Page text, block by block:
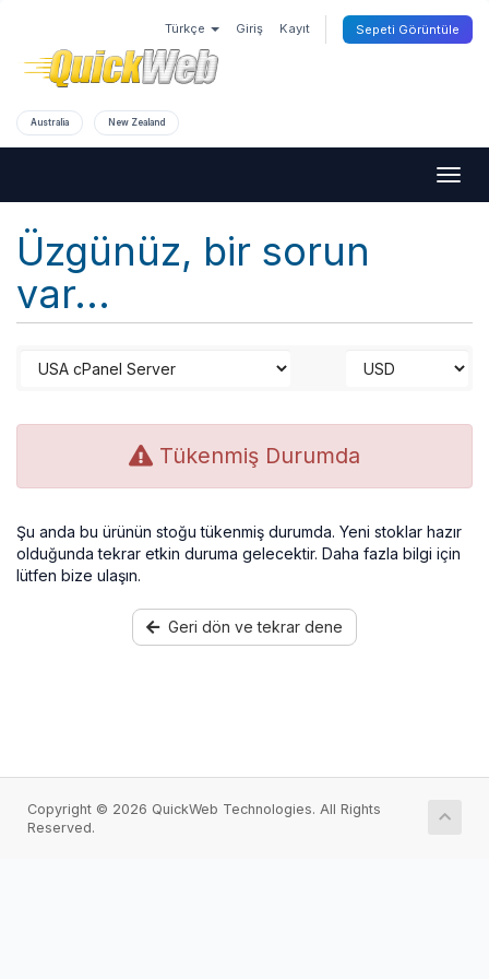
Türkçe Giriş Kayıt Sepeti Görüntüle
Australia New Zealand
Üzgünüz, bir sorun
var...
Tükenmiş Durumda
Şu anda bu ürünün stoğu tükenmiş durumda. Yeni stoklar hazır
olduğunda tekrar etkin duruma gelecektir. Daha fazla bilgi için
lütfen bize ulaşın.
Geri dön ve tekrar dene
Copyright © 2026 QuickWeb Technologies. All Rights
Reserved.